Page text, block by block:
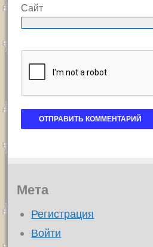
Сайт
Мета
Регистрация
Войти